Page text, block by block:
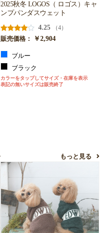
2025秋冬 LOGOS（ ロゴス）キャ
ンプパンダスウェット
4.25
（4）
販売価格：
￥2,904
ブルー
ブラック
カラーをタップしてサイズ・在庫を表示
表記の無いサイズは販売終了
もっと見る